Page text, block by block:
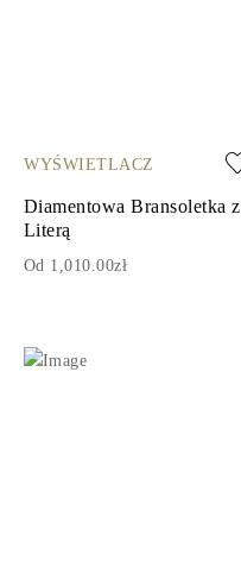
WYŚWIETLACZ
Diamentowa Bransoletka z
Literą
Od 1,010.00zł